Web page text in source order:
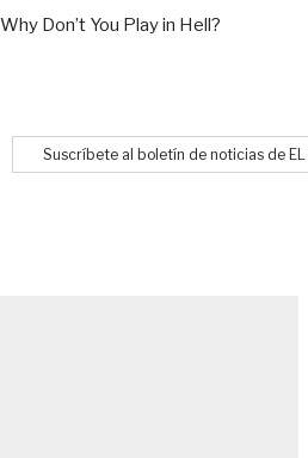
Why Don’t You Play in Hell?
Suscríbete al boletín de noticias de EL